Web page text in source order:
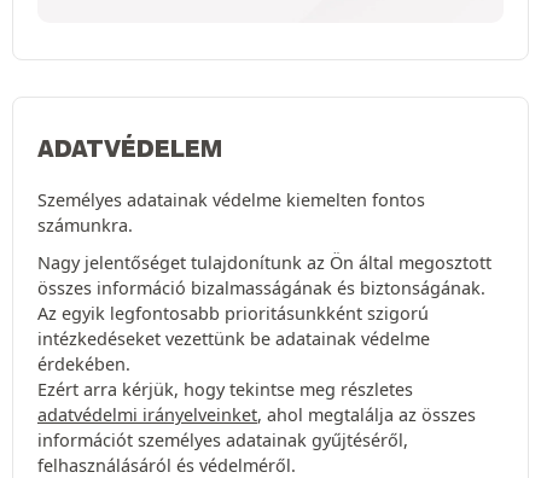
ADATVÉDELEM
Személyes adatainak védelme kiemelten fontos
számunkra.
Nagy jelentőséget tulajdonítunk az Ön által megosztott
összes információ bizalmasságának és biztonságának.
Az egyik legfontosabb prioritásunkként szigorú
intézkedéseket vezettünk be adatainak védelme
érdekében.
Ezért arra kérjük, hogy tekintse meg részletes
adatvédelmi irányelveinket, ahol megtalálja az összes
információt személyes adatainak gyűjtéséről,
felhasználásáról és védelméről.